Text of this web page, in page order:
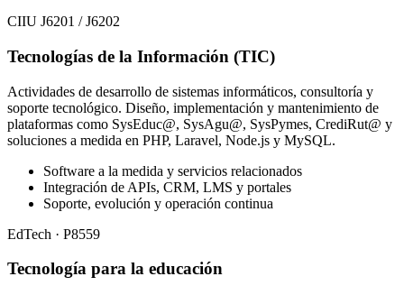
CIIU J6201 / J6202
Tecnologías de la Información (TIC)
Actividades de desarrollo de sistemas informáticos, consultoría y
soporte tecnológico. Diseño, implementación y mantenimiento de
plataformas como SysEduc@, SysAgu@, SysPymes, CrediRut@ y
soluciones a medida en PHP, Laravel, Node.js y MySQL.
Software a la medida y servicios relacionados
Integración de APIs, CRM, LMS y portales
Soporte, evolución y operación continua
EdTech · P8559
Tecnología para la educación